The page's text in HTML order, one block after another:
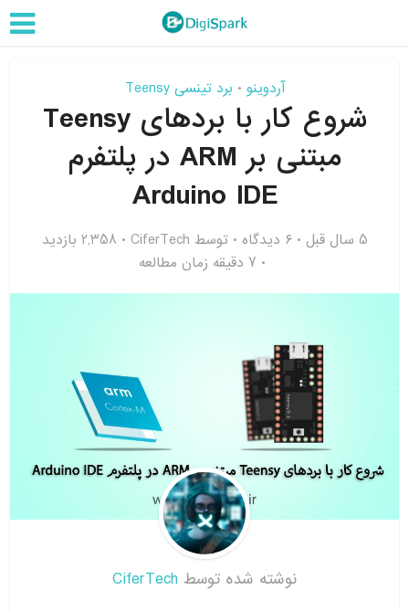
آردوینو • برد تینسی Teensy
شروع کار با بردهای Teensy
مبتنی بر ARM در پلتفرم
Arduino IDE
5 سال قبل ۶ دیدگاه توسط CiferTech
2,358 بازدید
7 دقیقه زمان مطالعه
نوشته شده توسط CiferTech